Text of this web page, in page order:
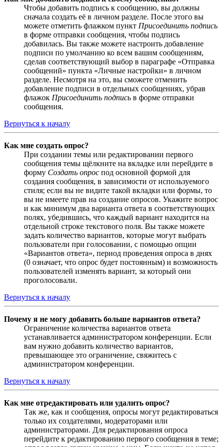
Чтобы добавить подпись к сообщению, вы должны
сначала создать её в личном разделе. После этого вы
можете отметить флажком пункт Присоединить подпись
в форме отправки сообщения, чтобы подпись
добавилась. Вы также можете настроить добавление
подписи по умолчанию ко всем вашим сообщениям,
сделав соответствующий выбор в параграфе «Отправка
сообщений» пункта «Личные настройки» в личном
разделе. Несмотря на это, вы сможете отменить
добавление подписи в отдельных сообщениях, убрав
флажок Присоединить подпись в форме отправки
сообщения.
Вернуться к началу
Как мне создать опрос?
При создании темы или редактировании первого
сообщения темы щёлкните на вкладке или перейдите в
форму Создать опрос под основной формой для
создания сообщения, в зависимости от используемого
стиля; если вы не видите такой вкладки или формы, то
вы не имеете прав на создание опросов. Укажите вопрос
и как минимум два варианта ответа в соответствующих
полях, убедившись, что каждый вариант находится на
отдельной строке текстового поля. Вы также можете
задать количество вариантов, которые могут выбрать
пользователи при голосовании, с помощью опции
«Вариантов ответа», период проведения опроса в днях
(0 означает, что опрос будет постоянным) и возможность
пользователей изменять вариант, за который они
проголосовали.
Вернуться к началу
Почему я не могу добавить больше вариантов ответа?
Ограничение количества вариантов ответа
устанавливается администратором конференции. Если
вам нужно добавить количество вариантов,
превышающее это ограничение, свяжитесь с
администратором конференции.
Вернуться к началу
Как мне отредактировать или удалить опрос?
Так же, как и сообщения, опросы могут редактироваться
только их создателями, модераторами или
администраторами. Для редактирования опроса
перейдите к редактированию первого сообщения в теме;